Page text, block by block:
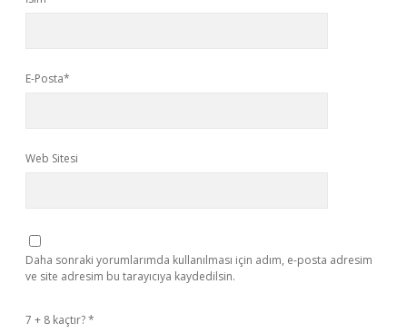
E-Posta*
Web Sitesi
Daha sonraki yorumlarımda kullanılması için adım, e-posta adresim
ve site adresim bu tarayıcıya kaydedilsin.
7 + 8 kaçtır?*